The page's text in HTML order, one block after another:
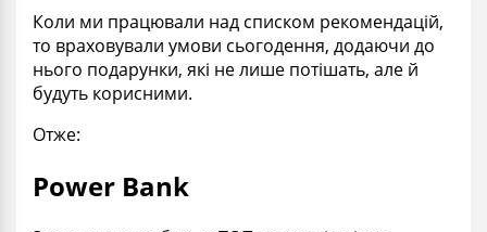
Коли ми працювали над списком рекомендацій,
то враховували умови сьогодення, додаючи до
нього подарунки, які не лише потішать, але й
будуть корисними.
Отже:
Power Bank